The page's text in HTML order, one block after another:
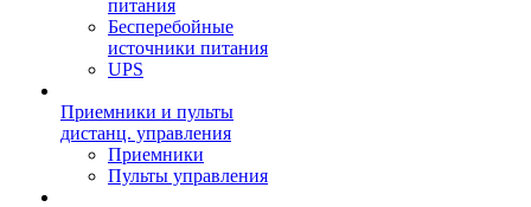
питания
Бесперебойные
источники питания
UPS
Приемники и пульты
дистанц. управления
Приемники
Пульты управления